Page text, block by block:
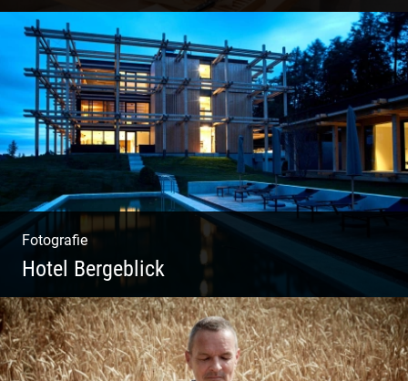
Zweites Shooting für das Designhotel in Bad
Tölz
Fotografie
Hotel Bergeblick
Wunderbare Architektur, außergewöhnliches
Design – eine Oase der Ruhe und
Entspannung. Ausgedehnte Fotostrecke